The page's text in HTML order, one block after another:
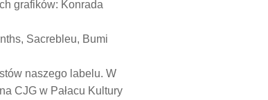
grafików: Konrada
Sacrebleu, Bumi
naszego labelu. W
CJG w Pałacu Kultury